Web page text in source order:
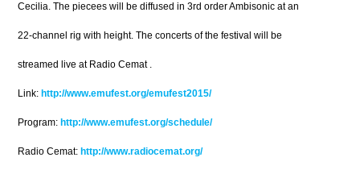
Cecilia. The piecees will be diffused in 3rd order Ambisonic at an
22-channel rig with height. The concerts of the festival will be
streamed live at Radio Cemat .
Link: http://www.emufest.org/emufest2015/
Program: http://www.emufest.org/schedule/
Radio Cemat: http://www.radiocemat.org/